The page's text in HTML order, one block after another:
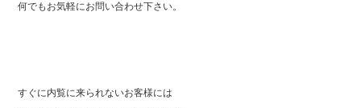
何でもお気軽にお問い合わせ下さい。
すぐに内覧に来られないお客様には